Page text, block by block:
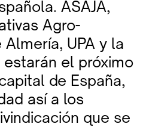
ASAJA,
Agro-
UPA y la
el próximo
de España,
así a los
que se